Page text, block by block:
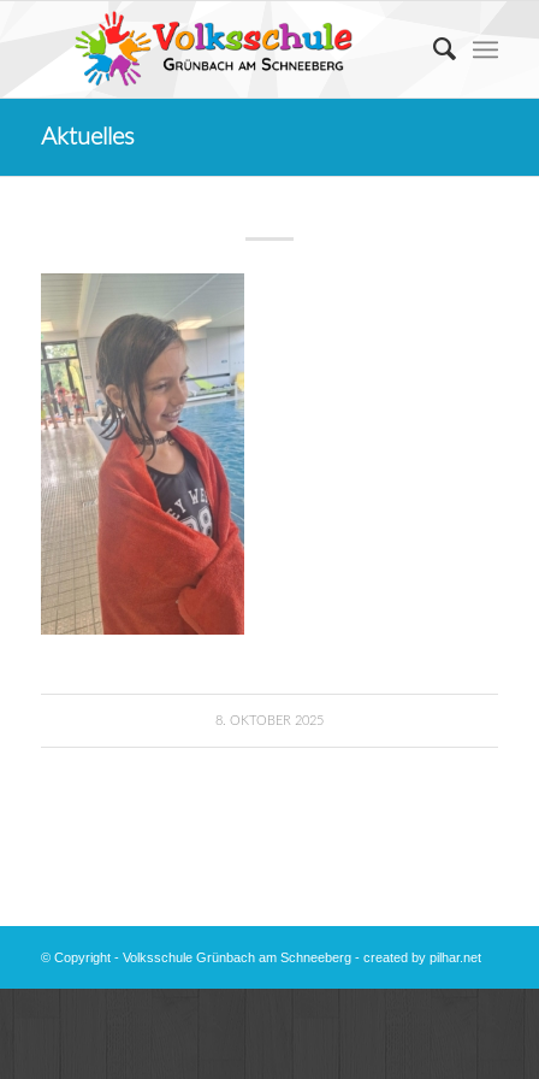
Aktuelles
8. OKTOBER 2025
© Copyright - Volksschule Grünbach am Schneeberg - created by pilhar.net